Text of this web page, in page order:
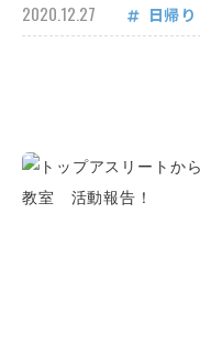
2020.12.27 日帰り